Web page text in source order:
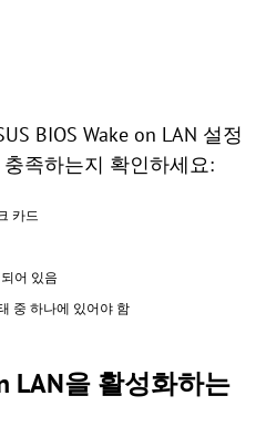
BIOS Wake on LAN 설정
족하는지 확인하세요:
카드
어 있음
중 하나에 있어야 함
LAN을 활성화하는